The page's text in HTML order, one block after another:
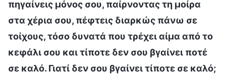
πηγαίνεις μόνος σου, παίρνοντας τη μοίρα
στα χέρια σου, πέφτεις διαρκώς πάνω σε
τοίχους, τόσο δυνατά που τρέχει αίμα από το
κεφάλι σου και τίποτε δεν σου βγαίνει ποτέ
σε καλό. Γιατί δεν σου βγαίνει τίποτε σε καλό;